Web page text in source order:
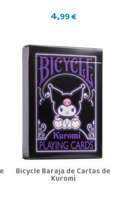
4,99 €
Bicycle Baraja de Cartas de
Kuromi